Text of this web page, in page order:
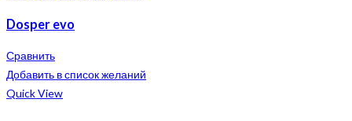
Dosper evo
Сравнить
Добавить в список желаний
Quick View